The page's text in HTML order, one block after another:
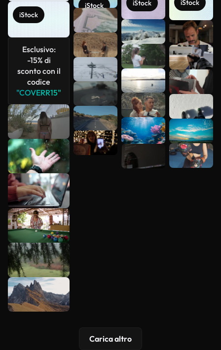
iStock
Esclusivo:
-15% di
sconto con il
codice
"COVERR15"
iStock iStock iStock
Scopri di
più
Carica altro